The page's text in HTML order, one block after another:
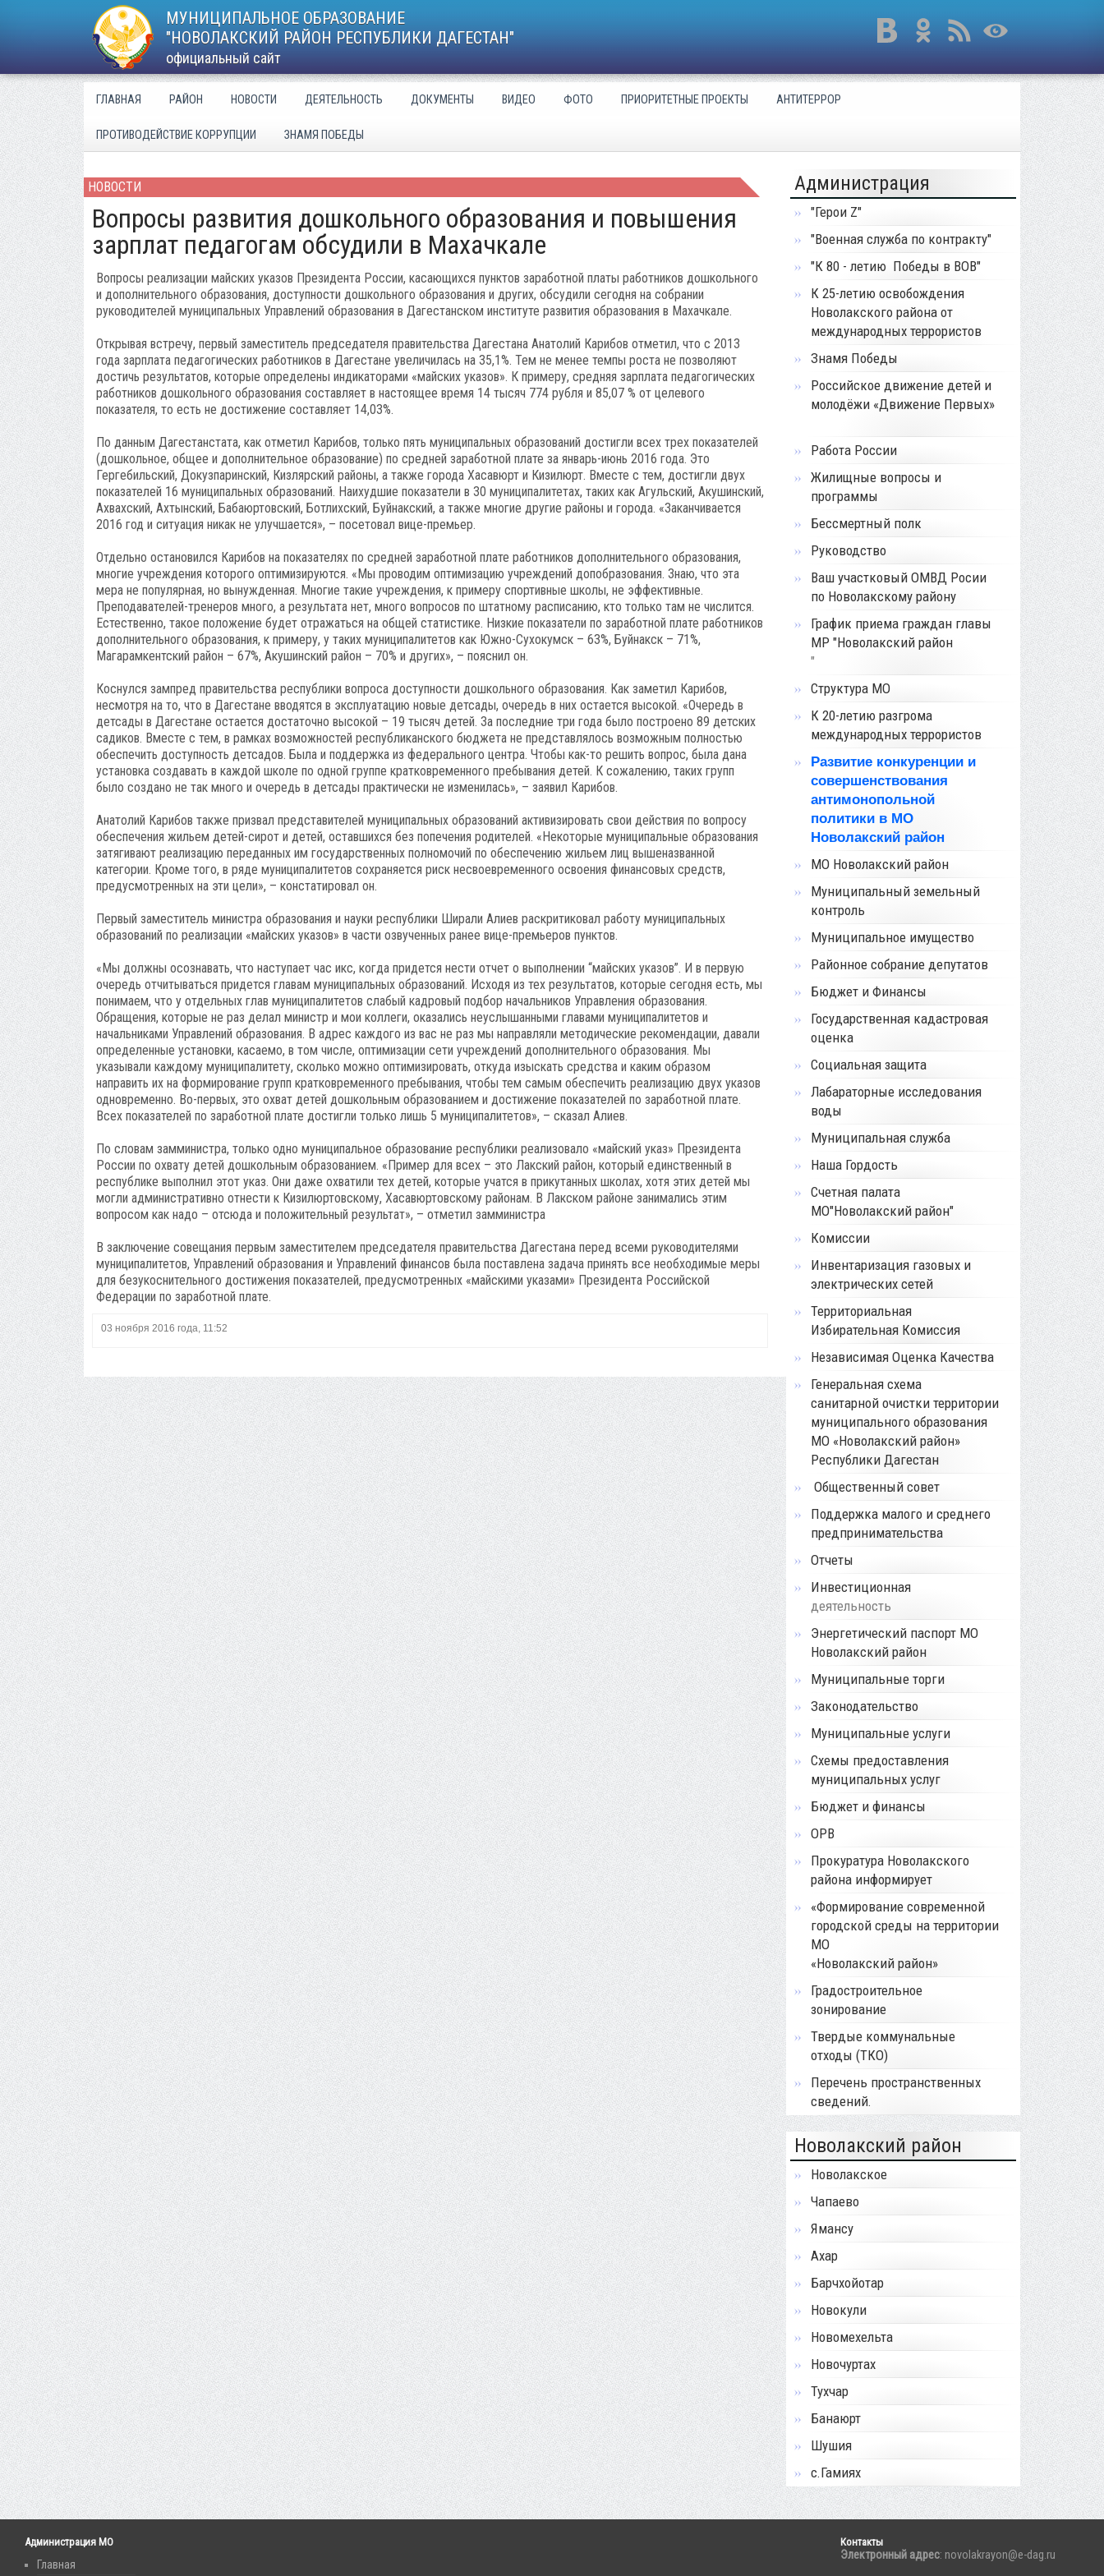
МУНИЦИПАЛЬНОЕ ОБРАЗОВАНИЕ
"НОВОЛАКСКИЙ РАЙОН РЕСПУБЛИКИ ДАГЕСТАН"
официальный сайт
ГЛАВНАЯ РАЙОН НОВОСТИ ДЕЯТЕЛЬНОСТЬ ДОКУМЕНТЫ ВИДЕО ФОТО ПРИОРИТЕТНЫЕ ПРОЕКТЫ АНТИТЕРРОР
ПРОТИВОДЕЙСТВИЕ КОРРУПЦИИ ЗНАМЯ ПОБЕДЫ
НОВОСТИ
Вопросы развития дошкольного образования и повышения
зарплат педагогам обсудили в Махачкале
Вопросы реализации майских указов Президента России, касающихся пунктов заработной платы работников дошкольного
и дополнительного образования, доступности дошкольного образования и других, обсудили сегодня на собрании
руководителей муниципальных Управлений образования в Дагестанском институте развития образования в Махачкале.
Открывая встречу, первый заместитель председателя правительства Дагестана Анатолий Карибов отметил, что с 2013
года зарплата педагогических работников в Дагестане увеличилась на 35,1%. Тем не менее темпы роста не позволяют
достичь результатов, которые определены индикаторами «майских указов». К примеру, средняя зарплата педагогических
работников дошкольного образования составляет в настоящее время 14 тысяч 774 рубля и 85,07 % от целевого
показателя, то есть не достижение составляет 14,03%.
По данным Дагестанстата, как отметил Карибов, только пять муниципальных образований достигли всех трех показателей
(дошкольное, общее и дополнительное образование) по средней заработной плате за январь-июнь 2016 года. Это
Гергебильский, Докузпаринский, Кизлярский районы, а также города Хасавюрт и Кизилюрт. Вместе с тем, достигли двух
показателей 16 муниципальных образований. Наихудшие показатели в 30 муниципалитетах, таких как Агульский, Акушинский,
Ахвахский, Ахтынский, Бабаюртовский, Ботлихский, Буйнакский, а также многие другие районы и города. «Заканчивается
2016 год и ситуация никак не улучшается», – посетовал вице-премьер.
Отдельно остановился Карибов на показателях по средней заработной плате работников дополнительного образования,
многие учреждения которого оптимизируются. «Мы проводим оптимизацию учреждений допобразования. Знаю, что эта
мера не популярная, но вынужденная. Многие такие учреждения, к примеру спортивные школы, не эффективные.
Преподавателей-тренеров много, а результата нет, много вопросов по штатному расписанию, кто только там не числится.
Естественно, такое положение будет отражаться на общей статистике. Низкие показатели по заработной плате работников
дополнительного образования, к примеру, у таких муниципалитетов как Южно-Сухокумск – 63%, Буйнакск – 71%,
Магарамкентский район – 67%, Акушинский район – 70% и других», – пояснил он.
Коснулся зампред правительства республики вопроса доступности дошкольного образования. Как заметил Карибов,
несмотря на то, что в Дагестане вводятся в эксплуатацию новые детсады, очередь в них остается высокой. «Очередь в
детсады в Дагестане остается достаточно высокой – 19 тысяч детей. За последние три года было построено 89 детских
садиков. Вместе с тем, в рамках возможностей республиканского бюджета не представлялось возможным полностью
обеспечить доступность детсадов. Была и поддержка из федерального центра. Чтобы как-то решить вопрос, была дана
установка создавать в каждой школе по одной группе кратковременного пребывания детей. К сожалению, таких групп
было создано не так много и очередь в детсады практически не изменилась», – заявил Карибов.
Анатолий Карибов также призвал представителей муниципальных образований активизировать свои действия по вопросу
обеспечения жильем детей-сирот и детей, оставшихся без попечения родителей. «Некоторые муниципальные образования
затягивают реализацию переданных им государственных полномочий по обеспечению жильем лиц вышеназванной
категории. Кроме того, в ряде муниципалитетов сохраняется риск несвоевременного освоения финансовых средств,
предусмотренных на эти цели», – констатировал он.
Первый заместитель министра образования и науки республики Ширали Алиев раскритиковал работу муниципальных
образований по реализации «майских указов» в части озвученных ранее вице-премьеров пунктов.
«Мы должны осознавать, что наступает час икс, когда придется нести отчет о выполнении “майских указов”. И в первую
очередь отчитываться придется главам муниципальных образований. Исходя из тех результатов, которые сегодня есть, мы
понимаем, что у отдельных глав муниципалитетов слабый кадровый подбор начальников Управления образования.
Обращения, которые не раз делал министр и мои коллеги, оказались неуслышанными главами муниципалитетов и
начальниками Управлений образования. В адрес каждого из вас не раз мы направляли методические рекомендации, давали
определенные установки, касаемо, в том числе, оптимизации сети учреждений дополнительного образования. Мы
указывали каждому муниципалитету, сколько можно оптимизировать, откуда изыскать средства и каким образом
направить их на формирование групп кратковременного пребывания, чтобы тем самым обеспечить реализацию двух указов
одновременно. Во-первых, это охват детей дошкольным образованием и достижение показателей по заработной плате.
Всех показателей по заработной плате достигли только лишь 5 муниципалитетов», – сказал Алиев.
По словам замминистра, только одно муниципальное образование республики реализовало «майский указ» Президента
России по охвату детей дошкольным образованием. «Пример для всех – это Лакский район, который единственный в
республике выполнил этот указ. Они даже охватили тех детей, которые учатся в прикутанных школах, хотя этих детей мы
могли административно отнести к Кизилюртовскому, Хасавюртовскому районам. В Лакском районе занимались этим
вопросом как надо – отсюда и положительный результат», – отметил замминистра
В заключение совещания первым заместителем председателя правительства Дагестана перед всеми руководителями
муниципалитетов, Управлений образования и Управлений финансов была поставлена задача принять все необходимые меры
для безукоснительного достижения показателей, предусмотренных «майскими указами» Президента Российской
Федерации по заработной плате.
03 ноября 2016 года, 11:52
Администрация
"Герои Z"
"Военная служба по контракту"
"К 80 - летию Победы в ВОВ"
К 25-летию освобождения
Новолакского района от
международных террористов
Знамя Победы
Российское движение детей и
молодёжи «Движение Первых»
Работа России
Жилищные вопросы и
программы
Бессмертный полк
Руководство
Ваш участковый ОМВД Росии
по Новолакскому району
График приема граждан главы
МР "Новолакский район
"
Структура МО
К 20-летию разгрома
международных террористов
Развитие конкуренции и
совершенствования
антимонопольной
политики в МО
Новолакский район
МО Новолакский район
Муниципальный земельный
контроль
Муниципальное имущество
Районное собрание депутатов
Бюджет и Финансы
Государственная кадастровая
оценка
Социальная защита
Лабараторные исследования
воды
Муниципальная служба
Наша Гордость
Счетная палата
МО"Новолакский район"
Комиссии
Инвентаризация газовых и
электрических сетей
Территориальная
Избирательная Комиссия
Независимая Оценка Качества
Генеральная схема
санитарной очистки территории
муниципального образования
МО «Новолакский район»
Республики Дагестан
Общественный совет
Поддержка малого и среднего
предпринимательства
Отчеты
Инвестиционная
деятельность
Энергетический паспорт МО
Новолакский район
Муниципальные торги
Законодательство
Муниципальные услуги
Схемы предоставления
муниципальных услуг
Бюджет и финансы
ОРВ
Прокуратура Новолакского
района информирует
«Формирование современной
городской среды на территории
МО
«Новолакский район»
Градостроительное
зонирование
Твердые коммунальные
отходы (ТКО)
Перечень пространственных
сведений.
Новолакский район
Новолакское
Чапаево
Ямансу
Ахар
Барчхойотар
Новокули
Новомехельта
Новочуртах
Тухчар
Банаюрт
Шушия
с.Гамиях
Администрация МО
Главная
Контакты
Электронный адрес: novolakrayon@e-dag.ru